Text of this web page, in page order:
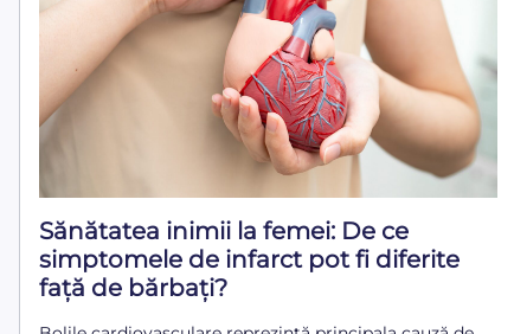
Sănătatea inimii la femei: De ce
simptomele de infarct pot fi diferite
față de bărbați?